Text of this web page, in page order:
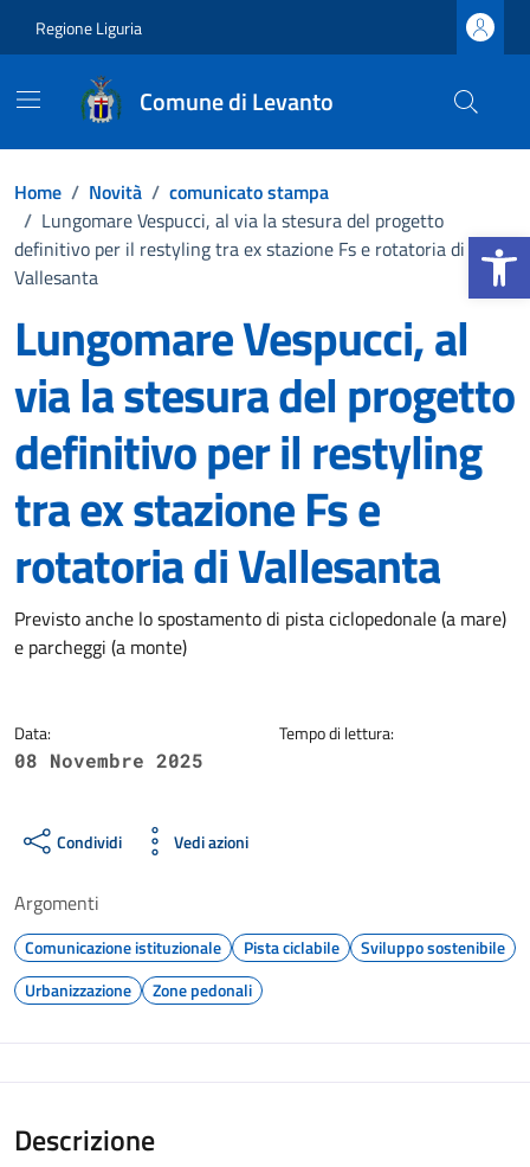
Apri la
Regione Liguria
Comune di Levanto
Home / Novità / comunicato stampa
/ Lungomare Vespucci, al via la stesura del progetto
definitivo per il restyling tra ex stazione Fs e rotatoria di
Vallesanta
Lungomare Vespucci, al
via la stesura del progetto
definitivo per il restyling
tra ex stazione Fs e
rotatoria di Vallesanta
Dettagli della notizia
Previsto anche lo spostamento di pista ciclopedonale (a mare)
e parcheggi (a monte)
Data:
08 Novembre 2025
Tempo di lettura:
Condividi Vedi azioni
Argomenti
Comunicazione istituzionale Pista ciclabile
Sviluppo sostenibile
Urbanizzazione
Zone pedonali
Descrizione